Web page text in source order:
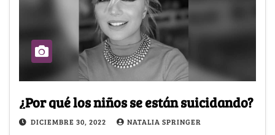
¿Por qué los niños se están suicidando?
DICIEMBRE 30, 2022 NATALIA SPRINGER